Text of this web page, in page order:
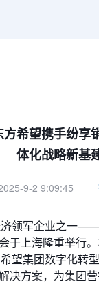
希望携手纷享
体化战略新基
9-2 9:09:45
领军企业之一
于上海隆重举行
望集团数字化转
决方案，为集团